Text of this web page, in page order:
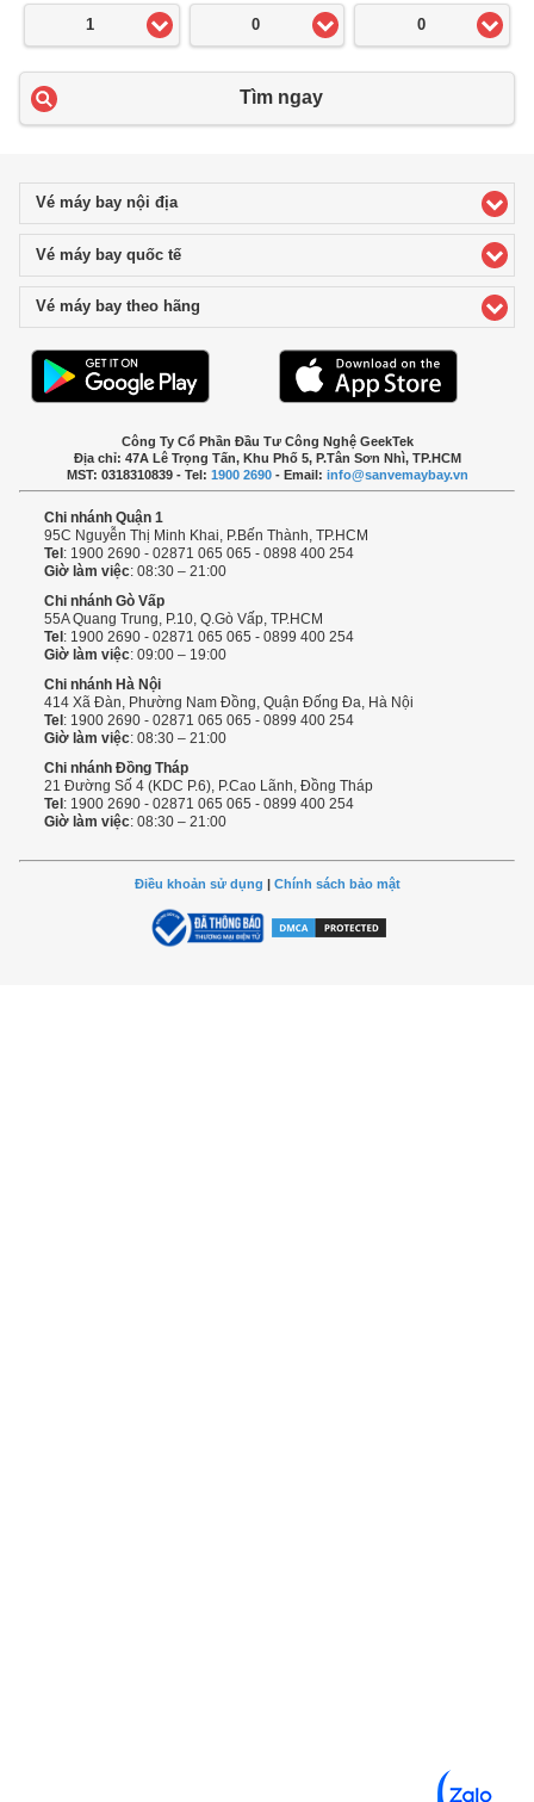
1 0 0
Tìm ngay
Vé máy bay nội địaclick to expand contents
Vé máy bay quốc tếclick to expand contents
Vé máy bay theo hãng
Công Ty Cổ Phần Đầu Tư Công Nghệ GeekTek
Địa chỉ: 47A Lê Trọng Tấn, Khu Phố 5, P.Tân Sơn Nhì, TP.HCM
MST: 0318310839 - Tel: 1900 2690- Email: info@sanvemaybay.vn
Chi nhánh Quận 1
95C Nguyễn Thị Minh Khai, P.Bến Thành, TP.HCM
Tel: 1900 2690 - 02871 065 065 - 0898 400 254
Giờ làm việc: 08:30 – 21:00
Chi nhánh Gò Vấp
55A Quang Trung, P.10, Q.Gò Vấp, TP.HCM
Tel: 1900 2690 - 02871 065 065 - 0899 400 254
Giờ làm việc: 09:00 – 19:00
Chi nhánh Hà Nội
414 Xã Đàn, Phường Nam Đồng, Quận Đống Đa, Hà Nội
Tel: 1900 2690 - 02871 065 065 - 0899 400 254
Giờ làm việc: 08:30 – 21:00
Chi nhánh Đồng Tháp
21 Đường Số 4 (KDC P.6), P.Cao Lãnh, Đồng Tháp
Tel: 1900 2690 - 02871 065 065 - 0899 400 254
Giờ làm việc: 08:30 – 21:00
Điều khoản sử dụng Chính sách bảo mật